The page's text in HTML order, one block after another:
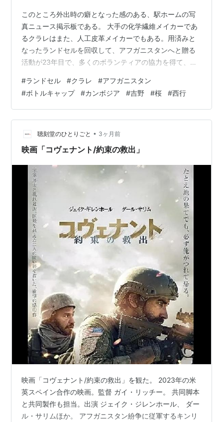
このところ外出時の癖となった感のある、駅ホームの写
真ニュース掲示板である。 大手の化学繊維メイカーであ
るクラレはまた、人工皮革メイカーでもある。用済みと
なったランドセルを回収して、アフガニスタンへと贈る
活動が23年目で、多くのボランティアの協力を得て、今
23年前といえば、アフガン戦争が一段落した直後からの
活動ということだ。当時を思い起してみるに、なんとか
ならぬものか、なにか自分たちにもできることはないか
と身を揉む想いの企業人が編み出した、せめてもの活動
という様相だったことだろう。 本当に役立つのだろう
か。見当外れの滑稽ではなかろうか。悪…
#ランドセル #クラレ #アフガニスタン
#ボトルキャップ #カンボジア #吉野 #桜 #西行
聴刻堂のひとりごと • 3ヶ月前
映画「コヴェナント/約束の救出」
映画「コヴェナント/約束の救出」を観た。 2023年の米
英スペイン合作の映画。監督 ガイ・リッチー。 共同脚本
と共同製作も担当。出演 ジェイク・ジレンホール、 ダー
ル・サリムほか。 アフガニスタン紛争に従軍するキンリ